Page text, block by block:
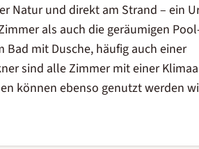
Natur und direkt am Strand – ein
als auch die geräumigen
mit Dusche, häufig auch einer
sind alle Zimmer mit einer
können ebenso genutzt werden